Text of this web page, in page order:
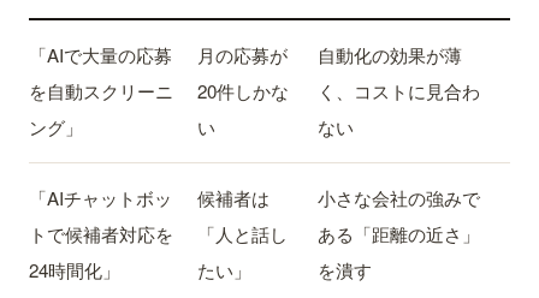
「AIで大量の応募
を自動スクリーニ
ング」
月の応募が
20件しかな
い
自動化の効果が薄
く、コストに見合わ
ない
「AIチャットボッ
トで候補者対応を
24時間化」
候補者は
「人と話し
たい」
小さな会社の強みで
ある「距離の近さ」
を潰す